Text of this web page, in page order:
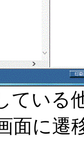
ている
面に遷